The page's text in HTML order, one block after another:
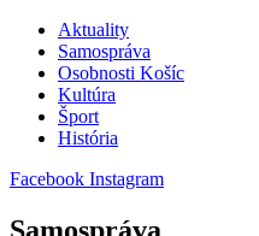
Aktuality
Samospráva
Osobnosti Košíc
Kultúra
Šport
História
Facebook Instagram